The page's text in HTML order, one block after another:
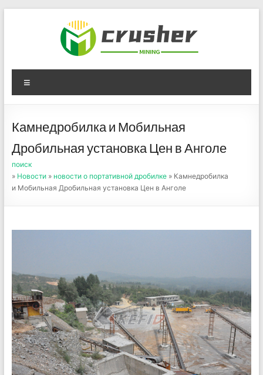
Оборудование для
дробления угля,
измельчения печного
порошка
Камнедробилка и Мобильная
Дробильная установка Цен в Анголе
поиск
» Новости» новости о портативной дробилке» Камнедробилка
и Мобильная Дробильная установка Цен в Анголе